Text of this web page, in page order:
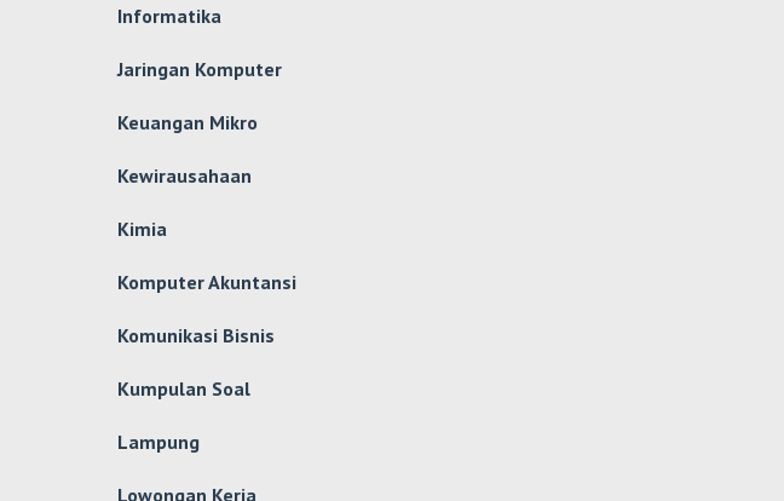
Informatika
Jaringan Komputer
Keuangan Mikro
Kewirausahaan
Kimia
Komputer Akuntansi
Komunikasi Bisnis
Kumpulan Soal
Lampung
Lowongan Kerja